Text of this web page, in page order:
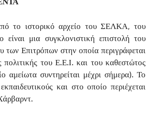
το ιστορικό αρχείο του ΣΕΛΚΑ, του
μια συγκλονιστική επιστολή του
Επιτρόπων στην οποία περιγράφεται
του Ε.Ε.Ι. και του καθεστώτος
αμείωτα συντηρείται μέχρι σήμερα). Το
και στο οποίο περιέχεται